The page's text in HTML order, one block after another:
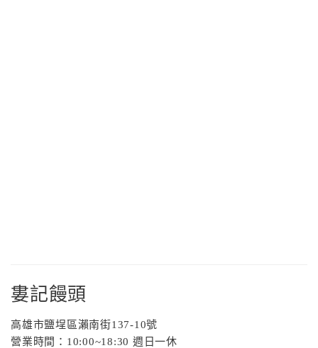
婁記饅頭
高雄市鹽埕區瀨南街137-10號
營業時間： 10:00~18:30 週日一休